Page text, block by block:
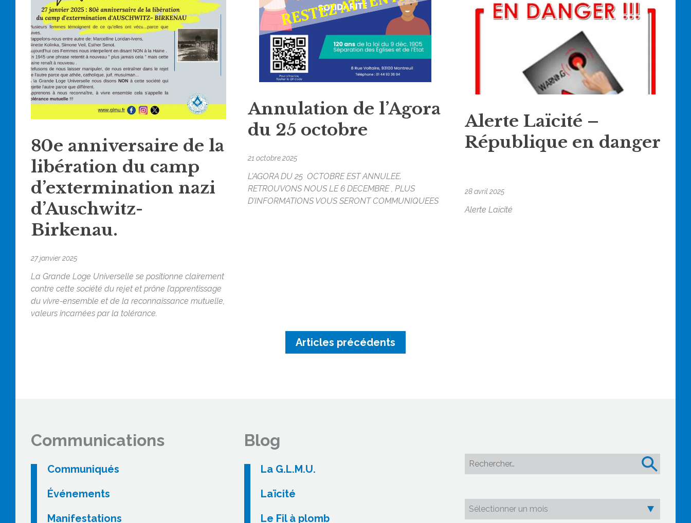
Annulation de l’Agora
du 25 octobre
21 octobre 2025
L’AGORA DU 25 OCTOBRE EST ANNULEE.
RETROUVONS NOUS LE 6 DECEMBRE , PLUS
D’INFORMATIONS VOUS SERONT COMMUNIQUEES
Alerte Laïcité –
République en danger
28 avril 2025
Alerte Laïcité
80e anniversaire de la
libération du camp
d’extermination nazi
d’Auschwitz-
Birkenau.
27 janvier 2025
La Grande Loge Universelle se positionne clairement
contre cette société du rejet et prône l’apprentissage
du vivre-ensemble et de la reconnaissance mutuelle,
valeurs incarnées par la tolérance.
Articles précédents
Communications
Communiqués
Événements
Manifestations
Blog
La G.L.M.U.
Laïcité
Le Fil à plomb
Rechercher :